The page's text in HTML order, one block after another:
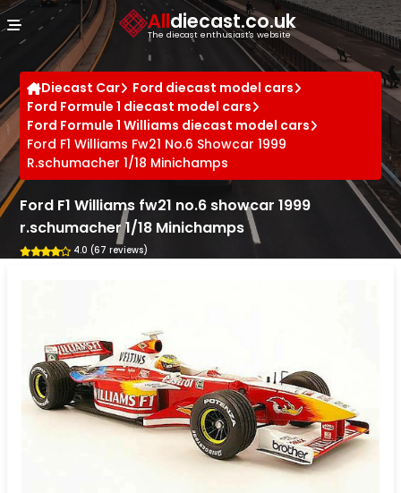
Alldiecast.co.uk
The diecast enthusiast's website
Diecast Car
Ford diecast model cars
Ford Formule 1 diecast model cars
Ford Formule 1 Williams diecast model cars
Ford F1 Williams Fw21 No.6 Showcar 1999
R.schumacher 1/18 Minichamps
Ford F1 Williams fw21 no.6 showcar 1999
r.schumacher 1/18 Minichamps
4.0 (67 reviews)
Cookies management panel